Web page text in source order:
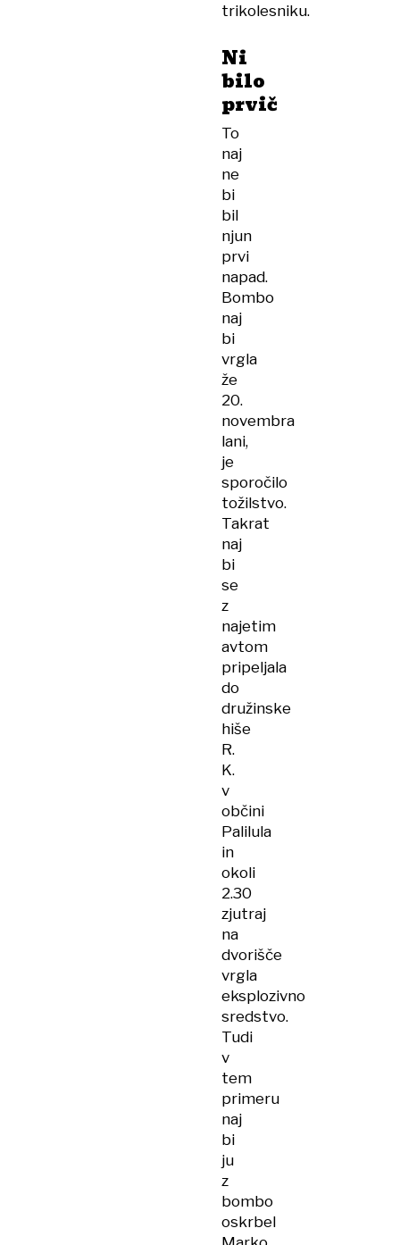
trikolesniku.
Ni
bilo
prvič
To
naj
ne
bi
bil
njun
prvi
napad.
Bombo
naj
bi
vrgla
že
20.
novembra
lani,
je
sporočilo
tožilstvo.
Takrat
naj
bi
se
z
najetim
avtom
pripeljala
do
družinske
hiše
R.
K.
v
občini
Palilula
in
okoli
2.30
zjutraj
na
dvorišče
vrgla
eksplozivno
sredstvo.
Tudi
v
tem
primeru
naj
bi
ju
z
bombo
oskrbel